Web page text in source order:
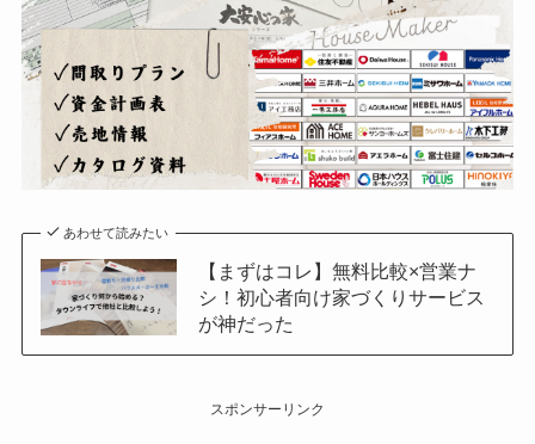
あわせて読みたい
【まずはコレ】無料比較×営業ナ
シ！初心者向け家づくりサービス
が神だった
スポンサーリンク